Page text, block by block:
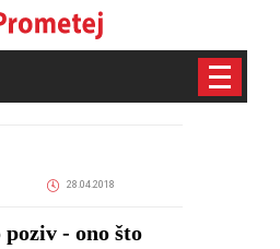
28.04.2018
- ono što